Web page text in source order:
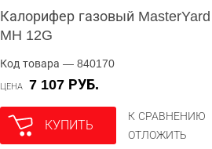
Калорифер газовый MasterYard
MH 12G
Код товара — 840170
ЦЕНА 7 107 РУБ.
КУПИТЬ
К СРАВНЕНИЮ
ОТЛОЖИТЬ